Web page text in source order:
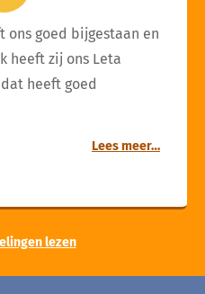
ons goed bijgestaan en
heeft zij ons Leta
heeft goed
Lees meer…
lezen